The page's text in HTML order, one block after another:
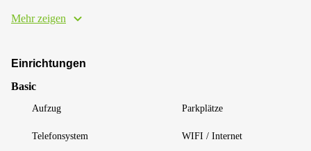
Mehr zeigen
Einrichtungen
Basic
Aufzug Parkplätze
Telefonsystem WIFI / Internet